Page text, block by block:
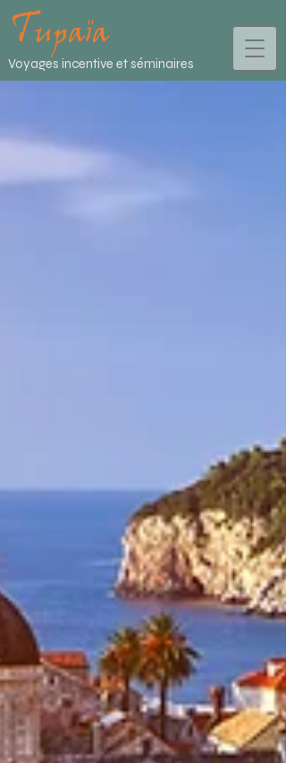
Voyages incentive et séminaires